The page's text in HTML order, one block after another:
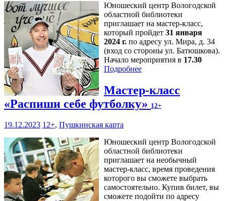
Юношеский центр Вологодской
областной библиотеки
приглашает на мастер-класс,
который пройдет 31 января
2024 г. по адресу ул. Мира, д. 34
(вход со стороны ул. Батюшкова).
Начало мероприятия в 17.30
Подробнее
Мастер-класс
«Распиши себе футболку» 12+
19.12.2023 12+, Пушкинская карта
Юношеский центр Вологодской
областной библиотеки
приглашает на необычный
мастер-класс, время проведения
которого вы сможете выбрать
самостоятельно. Купив билет, вы
сможете подойти по адресу